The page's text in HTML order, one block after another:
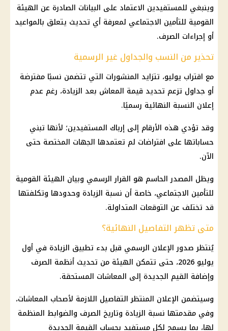
وينبغي للمستفيدين الاعتماد على البيانات الصادرة عن الهيئة
القومية للتأمين الاجتماعي لمعرفة أي تحديث يتعلق بالمواعيد
أو إجراءات الصرف.
تحذير من النسب والجداول غير الرسمية
مع اقتراب يوليو، تتزايد المنشورات التي تتضمن نسبًا مفترضة
أو جداول تزعم تحديد قيمة المعاش بعد الزيادة، رغم عدم
إعلان النسبة النهائية رسميًا.
وقد تؤدي هذه الأرقام إلى إرباك المستفيدين؛ لأنها تبني
حساباتها على افتراضات لم تعتمدها الجهات المختصة حتى
الآن.
ويظل المصدر الحاسم هو القرار الرسمي وبيان الهيئة القومية
للتأمين الاجتماعي، خاصة أن نسبة الزيادة وحدودها وتكلفتها
قد تختلف عن التوقعات المتداولة.
متى تظهر التفاصيل النهائية؟
يُنتظر صدور الإعلان الرسمي قبل بدء تطبيق الزيادة في أول
يوليو 2026
، حتى تتمكن الهيئة من تحديث أنظمة الصرف
وإضافة القيم الجديدة إلى المعاشات المستحقة.
وسيتضمن الإعلان المنتظر التفاصيل اللازمة لأصحاب المعاشات،
وفي مقدمتها نسبة الزيادة وتاريخ الصرف والضوابط المنظمة
لها، بما يسمح لكل مستفيد بحساب القيمة الجديدة